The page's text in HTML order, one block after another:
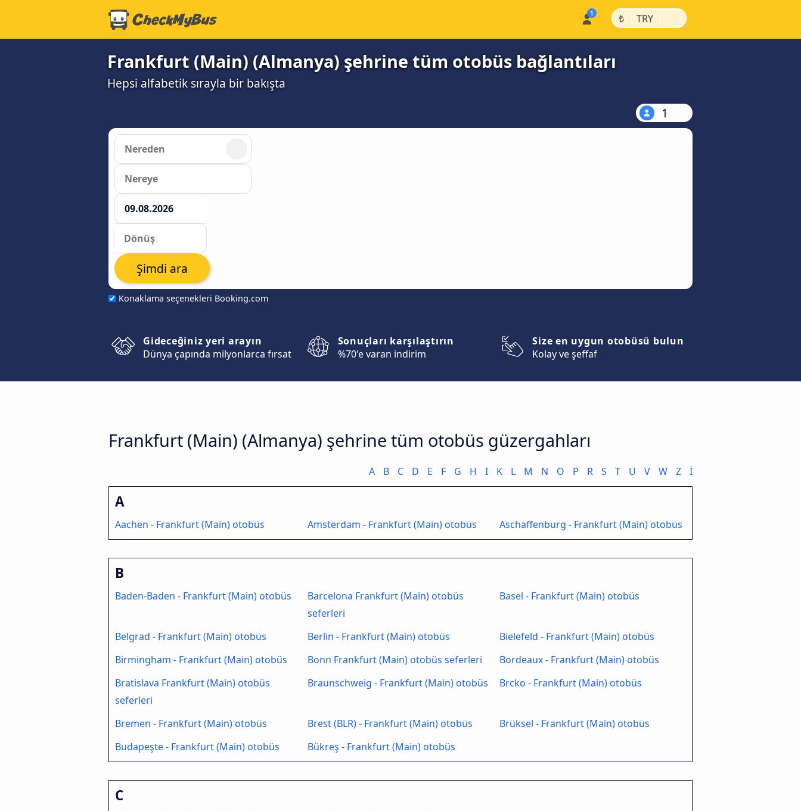
₺ | TRY |
Frankfurt (Main) (Almanya) şehrine tüm otobüs bağlantıları
Hepsi alfabetik sırayla bir bakışta
1
Konaklama seçenekleri Booking.com
Şimdi ara
Gideceğiniz yeri arayın
Dünya çapında milyonlarca fırsat
Sonuçları karşılaştırın
%70'e varan indirim
Size en uygun otobüsü bulun
Kolay ve şeffaf
Frankfurt (Main) (Almanya) şehrine tüm otobüs güzergahları
A B C D E F G H I K L M N O P R S T U V W Z İ
A
Aachen - Frankfurt (Main) otobüs Amsterdam - Frankfurt (Main) otobüs Aschaffenburg - Frankfurt (Main) otobüs
B
Baden-Baden - Frankfurt (Main) otobüs
Barcelona Frankfurt (Main) otobüs
seferleri
Basel - Frankfurt (Main) otobüs
Belgrad - Frankfurt (Main) otobüs Berlin - Frankfurt (Main) otobüs
Bielefeld - Frankfurt (Main) otobüs
Birmingham - Frankfurt (Main) otobüs
Bonn Frankfurt (Main) otobüs seferleri
Bordeaux - Frankfurt (Main) otobüs
Bratislava Frankfurt (Main) otobüs
seferleri
Braunschweig - Frankfurt (Main) otobüs Brcko - Frankfurt (Main) otobüs
Bremen - Frankfurt (Main) otobüs Brest (BLR) - Frankfurt (Main) otobüs
Brüksel - Frankfurt (Main) otobüs
Budapeşte - Frankfurt (Main) otobüs
Bükreş - Frankfurt (Main) otobüs
C